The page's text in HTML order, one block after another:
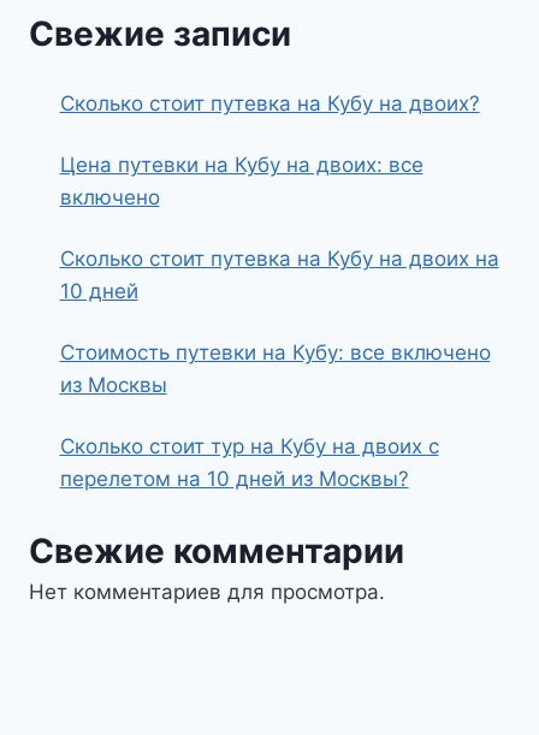
Свежие записи
Сколько стоит путевка на Кубу на двоих?
Цена путевки на Кубу на двоих: все
включено
Сколько стоит путевка на Кубу на двоих на
10 дней
Стоимость путевки на Кубу: все включено
из Москвы
Сколько стоит тур на Кубу на двоих с
перелетом на 10 дней из Москвы?
Свежие комментарии
Нет комментариев для просмотра.